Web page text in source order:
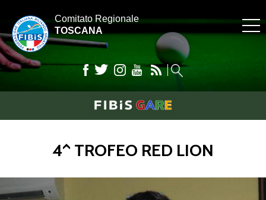
Comitato Regionale
TOSCANA
4^ TROFEO RED LION